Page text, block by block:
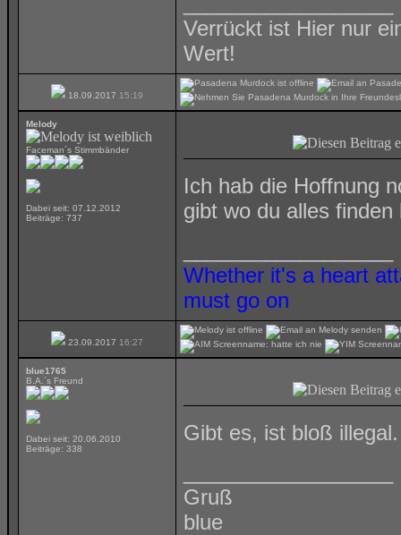
Verrückt ist Hier nur
Wert!
18.09.2017 15:19
Melody
Faceman´s Stimmbänder
Dabei seit: 07.12.2012
Beiträge: 737
Ich hab die Hoffnung
gibt wo du alles finden
Whether it's a heart
must go on
23.09.2017 16:27
blue1765
B.A.´s Freund
Dabei seit: 20.06.2010
Beiträge: 338
Gibt es, ist bloß illegal.
Gruß
blue